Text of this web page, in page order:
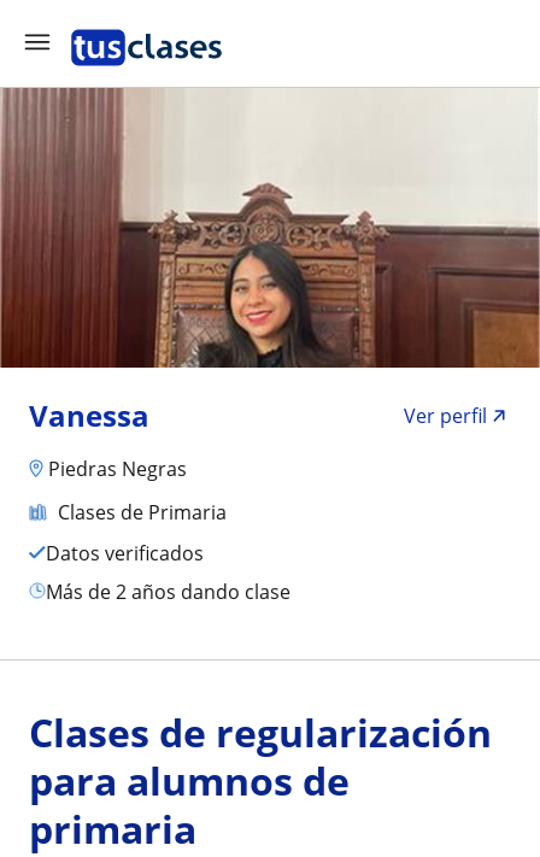
Vanessa
Ver perfil
Piedras Negras
Clases de Primaria
Datos verificados
más de 2 años dando clase
Clases de regularización
para alumnos de
primaria